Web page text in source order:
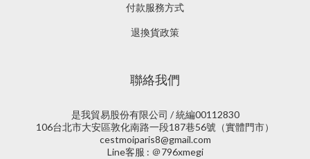
付款服務方式
退換貨政策
聯絡我們
是我貿易股份有限公司 / 統編00112830
106台北市大安區敦化南路一段187巷56號（實體門市）
cestmoiparis8@gmail.com
Line客服 : ＠796xmegi